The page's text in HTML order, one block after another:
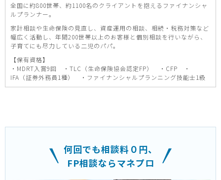
全国に約800世帯、約1100名のクライアントを抱えるファイナンシャ
ルプランナー。
家計相談や生命保険の見直し、資産運用の相談、相続・税務対策など
幅広く活動し、年間200世帯以上のお客様と個別相談を行いながら、
子育てにも尽力している二児のパパ。
【保有資格】
・MDRT入賞9回 ・TLC（生命保険協会認定FP） ・CFP ・
IFA（証券外務員1種） ・ファイナンシャルプランニング技能士1級
何回でも相談料０円、
FP相談ならマネプロ